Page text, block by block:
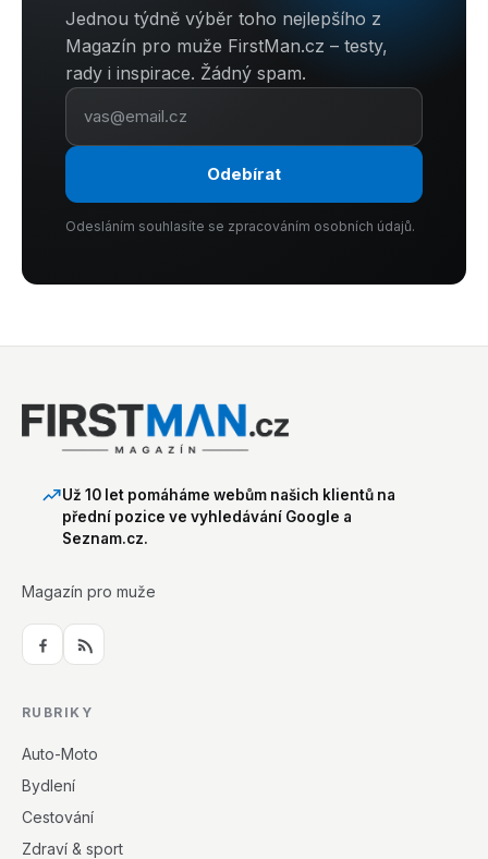
Jednou týdně výběr toho nejlepšího z
Magazín pro muže FirstMan.cz – testy,
rady i inspirace. Žádný spam.
Odebírat
Odesláním souhlasíte se zpracováním osobních údajů.
Už 10 let pomáháme webům našich klientů na
přední pozice ve vyhledávání Google a
Seznam.cz.
Magazín pro muže
RUBRIKY
Auto-Moto
Bydlení
Cestování
Zdraví & sport